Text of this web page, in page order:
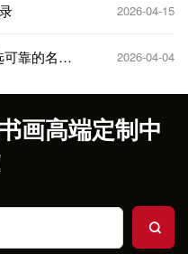
2026-04-15
靠的名家
2026-04-04
画高端定制中